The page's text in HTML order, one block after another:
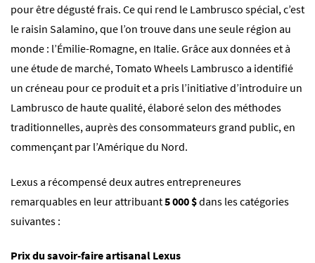
pour être dégusté frais. Ce qui rend le Lambrusco spécial, c’est
le raisin Salamino, que l’on trouve dans une seule région au
monde : l’Émilie-Romagne, en Italie. Grâce aux données et à
une étude de marché, Tomato Wheels Lambrusco a identifié
un créneau pour ce produit et a pris l’initiative d’introduire un
Lambrusco de haute qualité, élaboré selon des méthodes
traditionnelles, auprès des consommateurs grand public, en
commençant par l’Amérique du Nord.
Lexus a récompensé deux autres entrepreneures
remarquables en leur attribuant5 000 $dans les catégories
suivantes :
Prix du savoir-faire artisanal Lexus